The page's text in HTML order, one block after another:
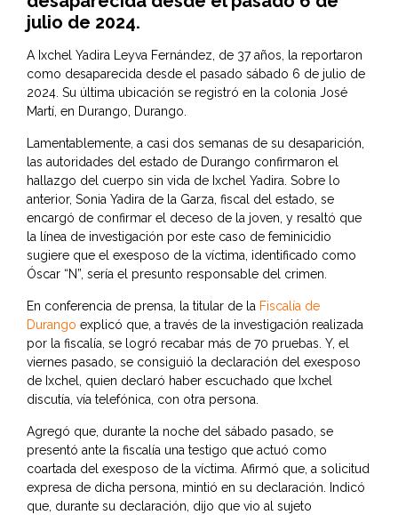
julio de 2024.
A Ixchel Yadira Leyva Fernández, de 37 años, la reportaron
como desaparecida desde el pasado sábado 6 de julio de
2024. Su última ubicación se registró en la colonia José
Martí, en Durango, Durango.
Lamentablemente, a casi dos semanas de su desaparición,
las autoridades del estado de Durango confirmaron el
hallazgo del cuerpo sin vida de Ixchel Yadira. Sobre lo
anterior, Sonia Yadira de la Garza, fiscal del estado, se
encargó de confirmar el deceso de la joven, y resaltó que
la línea de investigación por este caso de feminicidio
sugiere que el exesposo de la víctima, identificado como
Óscar “N”, sería el presunto responsable del crimen.
En conferencia de prensa, la titular de la Fiscalía de
Durango explicó que, a través de la investigación realizada
por la fiscalía, se logró recabar más de 70 pruebas. Y, el
viernes pasado, se consiguió la declaración del exesposo
de Ixchel, quien declaró haber escuchado que Ixchel
discutía, vía telefónica, con otra persona.
Agregó que, durante la noche del sábado pasado, se
presentó ante la fiscalía una testigo que actuó como
coartada del exesposo de la víctima. Afirmó que, a solicitud
expresa de dicha persona, mintió en su declaración. Indicó
que, durante su declaración, dijo que vio al sujeto